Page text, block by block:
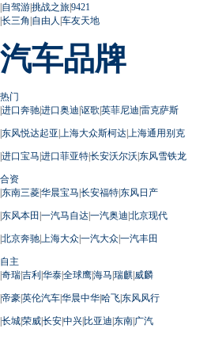
|自驾游|挑战之旅|9421
|长三角 |自由人 |车友天地
汽车品牌
热门
|进口奔驰|进口奥迪|讴歌|英菲尼迪|雷克萨斯
|东风悦达起亚| 上海大众斯柯达| 上海通用别克
|进口宝马|进口菲亚特|长安沃尔沃|东风雪铁龙
合资
|东南三菱|华晨宝马|长安福特|东风日产
|东风本田 |一汽马自达|一汽奥迪|北京现代
|北京奔驰| 上海大众|一汽大众|一汽丰田
自主
|奇瑞|吉利|华泰|全球鹰|海马|瑞麒|威麟
|帝豪|英伦汽车|华晨中华|哈飞|东风风行
|长城|荣威|长安|中兴|比亚迪|东南|广汽